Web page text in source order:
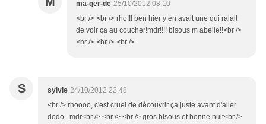
ma-ger-de 25/10/2012 08:10
<br /> <br /> rho!!! ben hier y en avait une qui ralait
de voir ça au coucher!mdr!!!! bisous m abelle!!<br />
<br /> <br /> <br />
S sylvie 24/10/2012 22:48
<br /> rhoooo, c'est cruel de découvrir ça juste avant d'aller
dodo mdr<br /> <br /> <br /> gros bisous et bonne nuit<br />